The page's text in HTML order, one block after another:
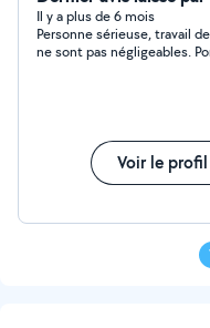
Il y a plus de 6 mois
Personne sérieuse, travail
ne sont pas négligeables.
Voir le profil